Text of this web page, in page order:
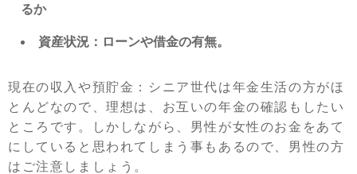
るか
資産状況：ローンや借金の有無。
現在の収入や預貯金：シニア世代は年金生活の方がほ
とんどなので、理想は、お互いの年金の確認もしたい
ところです。しかしながら、男性が女性のお金をあて
にしていると思われてしまう事もあるので、男性の方
はご注意しましょう。